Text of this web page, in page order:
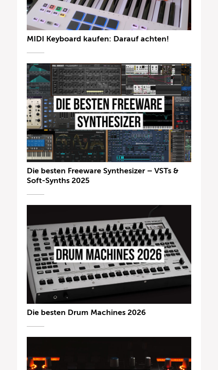
MIDI Keyboard kaufen: Darauf achten!
Die besten Freeware Synthesizer – VSTs &
Soft-Synths 2025
Die besten Drum Machines 2026